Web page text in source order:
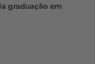
graduação em